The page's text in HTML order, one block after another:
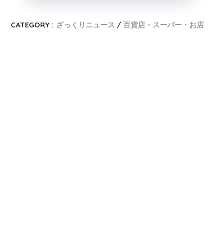
CATEGORY : ざっくりニュース 百貨店・スーパー・お店